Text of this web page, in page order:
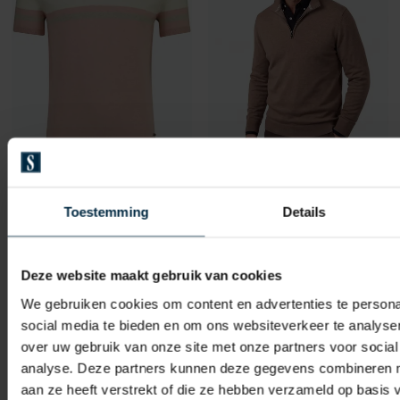
Toestemming Details
Deze website maakt gebruik van cookies
We gebruiken cookies om content en advertenties te
social media te bieden en om ons websiteverkeer te
over uw gebruik van onze site met onze partners voor
analyse. Deze partners kunnen deze gegevens combineren
aan ze heeft verstrekt of die ze hebben verzameld op basis
beige halfzip
Toevoegen aan favorieten